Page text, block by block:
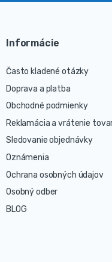
Informácie
Často kladené otázky
Doprava a platba
Obchodné podmienky
Reklamácia a vrátenie
Sledovanie objednávky
Oznámenia
Ochrana osobných údajov
Osobný odber
BLOG